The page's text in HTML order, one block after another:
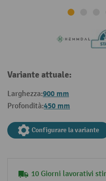
Variante attuale:
Larghezza:900 mm
Profondità:450 mm
Configurare la variante
10 Giorni lavorativi